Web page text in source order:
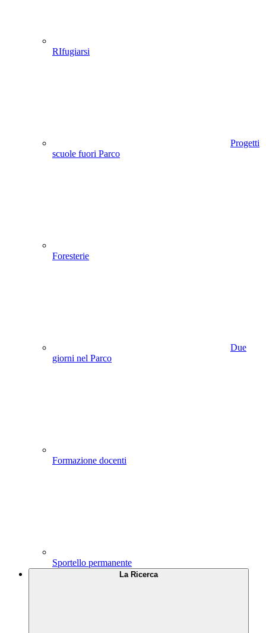
RIfugiarsi
Progetti
scuole fuori Parco
Foresterie
Due
giorni nel Parco
Formazione docenti
Sportello permanente
La Ricerca